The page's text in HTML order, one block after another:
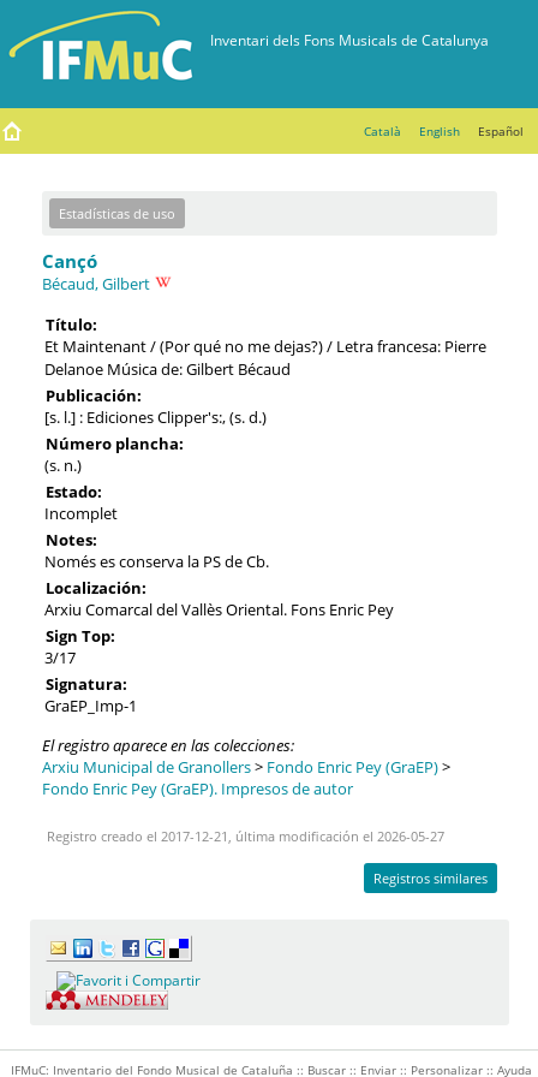
Català English Español
Estadísticas de uso
Cançó
Bécaud, Gilbert
Título:
Et Maintenant / (Por qué no me dejas?) / Letra francesa: Pierre
Delanoe Música de: Gilbert Bécaud
Publicación:
[s. l.] : Ediciones Clipper's:, (s. d.)
Número plancha:
(s. n.)
Estado:
Incomplet
Notes:
Només es conserva la PS de Cb.
Localización:
Arxiu Comarcal del Vallès Oriental. Fons Enric Pey
Sign Top:
3/17
Signatura:
GraEP_Imp-1
El registro aparece en las colecciones:
Arxiu Municipal de Granollers> Fondo Enric Pey (GraEP)>
Fondo Enric Pey (GraEP). Impresos de autor
Registro creado el 2017-12-21, última modificación el 2026-05-27
Registros similares
IFMuC: Inventario del Fondo Musical de Cataluña :: Buscar:: Enviar:: Personalizar:: Ayuda